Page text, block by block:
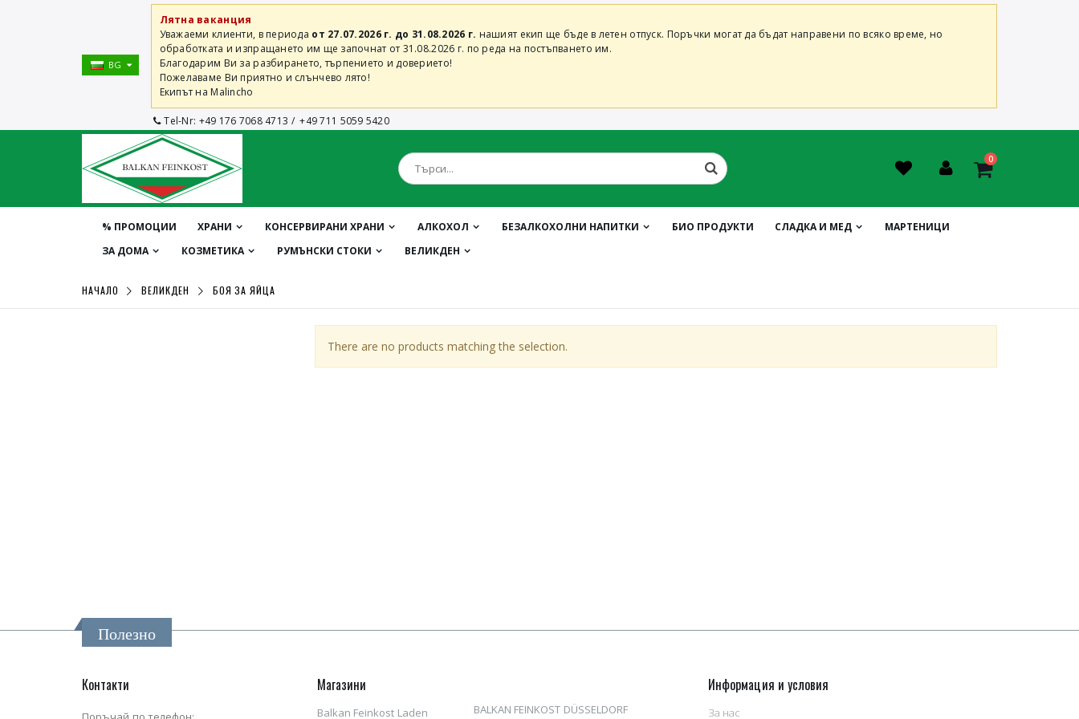
BG
Лятна ваканция
Уважаеми клиенти, в периода от 27.07.2026 г. до 31.08.2026 г. нашият екип ще бъде в летен отпуск. Поръчки могат да бъдат направени по всяко време, но
обработката и изпращането им ще започнат от 31.08.2026 г. по реда на постъпването им.
Благодарим Ви за разбирането, търпението и доверието!
Пожелаваме Ви приятно и слънчево лято!
Екипът на Malincho
Tel-Nr: +49 176 7068 4713 /+49 711 5059 5420
0
% ПРОМОЦИИ ХРАНИ КОНСЕРВИРАНИ ХРАНИ АЛКОХОЛ БЕЗАЛКОХОЛНИ НАПИТКИ БИО ПРОДУКТИ СЛАДКА И МЕД
МАРТЕНИЦИ
ЗА ДОМА
КОЗМЕТИКА РУМЪНСКИ СТОКИ ВЕЛИКДЕН
НАЧАЛО ВЕЛИКДЕН БОЯ ЗА ЯЙЦА
There are no products matching the selection.
Полезно
Контакти Магазини
Balkan Feinkost Laden
BALKAN FEINKOST DÜSSELDORF
Информация и условия
За нас